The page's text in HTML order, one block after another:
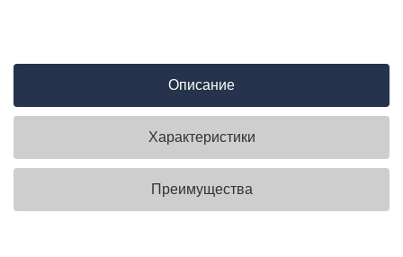
Описание
Характеристики
Преимущества